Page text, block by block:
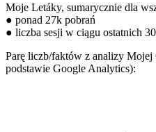
Moje Letáky, sumarycznie dla
● ponad 27k pobrań
● liczba sesji w ciągu ostatnich
Parę liczb/faktów z analizy
podstawie Google Analytics):